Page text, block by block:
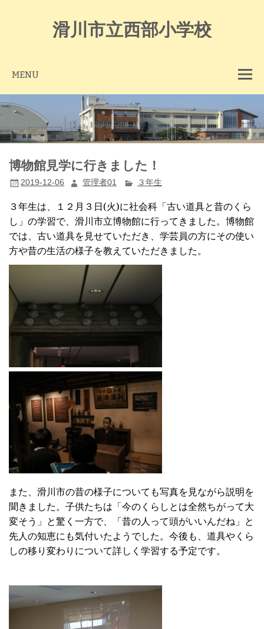
滑川市立西部小学校
MENU
博物館見学に行きました！
2019-12-06 管理者01 ３年生
３年生は、１２月３日(火)に社会科「古い道具と昔のくら
し」の学習で、滑川市立博物館に行ってきました。博物館
では、古い道具を見せていただき、学芸員の方にその使い
方や昔の生活の様子を教えていただきました。
また、滑川市の昔の様子についても写真を見ながら説明を
聞きました。子供たちは「今のくらしとは全然ちがって大
変そう」と驚く一方で、「昔の人って頭がいいんだね」と
先人の知恵にも気付いたようでした。今後も、道具やくら
しの移り変わりについて詳しく学習する予定です。